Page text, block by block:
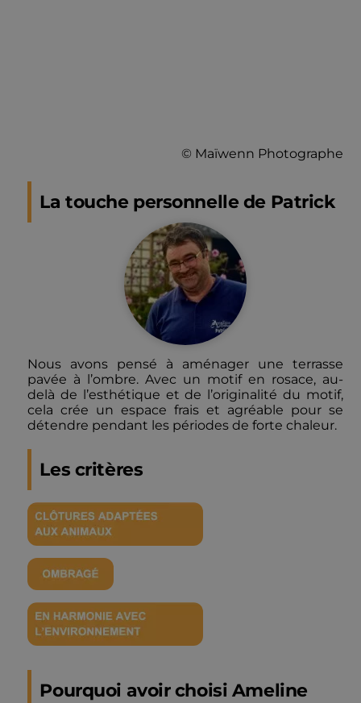
© Maïwenn Photographe
La touche personnelle de Patrick
Nous avons pensé à aménager une terrasse
pavée à l’ombre. Avec un motif en rosace, au-
delà de l’esthétique et de l’originalité du motif,
cela crée un espace frais et agréable pour se
détendre pendant les périodes de forte chaleur.
Les critères
Pourquoi avoir choisi Ameline